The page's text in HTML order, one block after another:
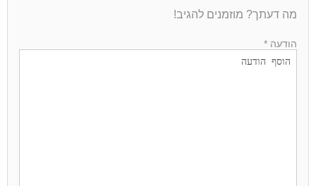
מה דעתך? מוזמנים להגיב!
הודעה *